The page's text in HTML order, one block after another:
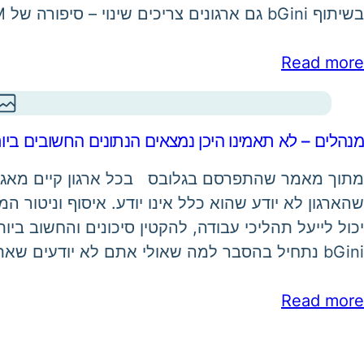
בשיתוף bGini גם ארגונים צריכים שינוי – סיפורה של KLM "חדשנות נדרשת בכל דרך שבה…
Read more
מנהלים – לא תאמינו היכן נמצאים הנתונים החשובים
מתוך מאמר שהתפרסם בגלובס בכל ארגון קיים
שהארגון לא יודע שהוא כלל אינו יודע. איסוף
יכול לייעל תהליכי עבודה, להקטין סיכונים והחשוב
bGini נתחיל בהסבר למה שאולי אתם לא יודעים שאתם כלל לא…
Read more